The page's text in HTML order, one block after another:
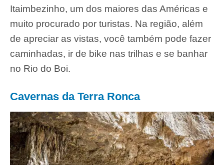
Itaimbezinho, um dos maiores das Américas e
muito procurado por turistas. Na região, além
de apreciar as vistas, você também pode fazer
caminhadas, ir de bike nas trilhas e se banhar
no Rio do Boi.
Cavernas da Terra Ronca